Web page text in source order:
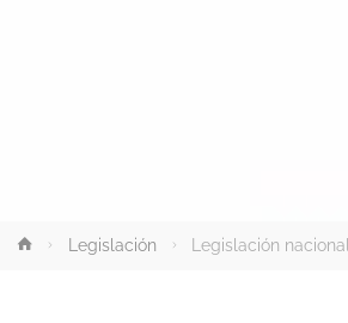
Inicio Legislación Legislación nacional